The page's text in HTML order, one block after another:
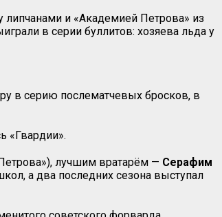
липчанами и «Академией Петрова» из
в серии буллитов: хозяева льда у
в серию послематчевых бросков, в
«Гвардии».
лучшим вратарём — Серафим
а два последних сезона выступал